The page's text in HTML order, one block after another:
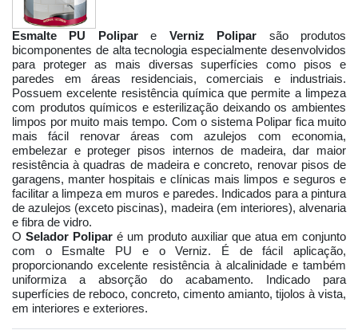
Esmalte PU Polipare Verniz Polipar são produtos
bicomponentes de alta tecnologia especialmente desenvolvidos
para proteger as mais diversas superfícies como pisos e
paredes em áreas residenciais, comerciais e industriais.
Possuem excelente resistência química que permite a limpeza
com produtos químicos e esterilização deixando os ambientes
limpos por muito mais tempo. Com o sistema Polipar fica muito
mais fácil renovar áreas com azulejos com economia,
embelezar e proteger pisos internos de madeira, dar maior
resistência à quadras de madeira e concreto, renovar pisos de
garagens, manter hospitais e clínicas mais limpos e seguros e
facilitar a limpeza em muros e paredes. Indicados para a pintura
de azulejos (exceto piscinas), madeira (em interiores), alvenaria
e fibra de vidro.
O Selador Polipar é um produto auxiliar que atua em conjunto
com o Esmalte PU e o Verniz. É de fácil aplicação,
proporcionando excelente resistência à alcalinidade e também
uniformiza a absorção do acabamento. Indicado para
superfícies de reboco, concreto, cimento amianto, tijolos à vista,
em interiores e exteriores.